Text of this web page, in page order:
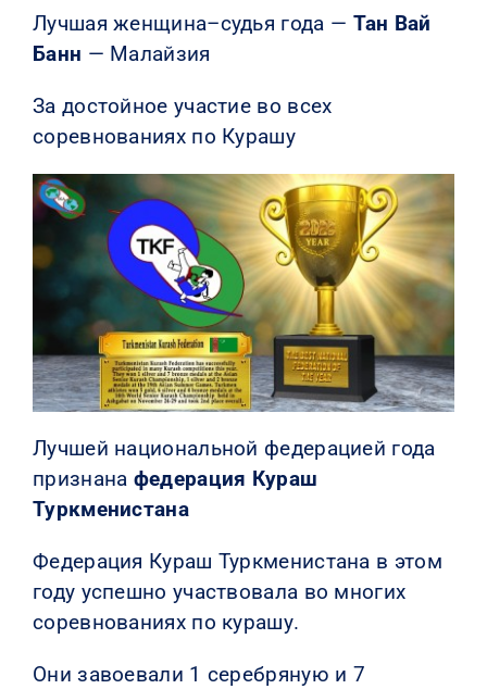
Лучшая женщина–судья года — Тан Вай
Банн — Малайзия
За достойное участие во всех
соревнованиях по Курашу
Лучшей национальной федерацией года
признана федерация Кураш
Туркменистана
Федерация Кураш Туркменистана в этом
году успешно участвовала во многих
соревнованиях по курашу.
Они завоевали 1 серебряную и 7